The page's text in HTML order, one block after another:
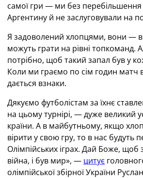
самої гри — ми без
Аргентину й не заслуговували на
Я задоволений хлопцями, вони —
можуть грати на рівні топкоманд.
потрібно, щоб такий запал був у
Коли ми граємо по сім годин матч
дається взнаки.
Дякуємо футболістам за їхнє
на цьому турнірі, — дуже великий
країни. А в майбутньому, якщо
вірити у свою гру, то в нас будуть
Олімпійських іграх. Дай Боже, щоб
війна, і був мир», — цитує
олімпійської збірної України